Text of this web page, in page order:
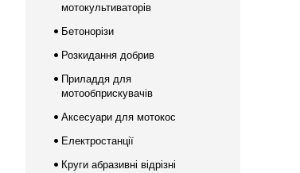
мотокультиваторів
Бетонорізи
Розкидання добрив
Приладдя для
мотообприскувачів
Аксесуари для мотокос
Електростанції
Круги абразивні відрізні